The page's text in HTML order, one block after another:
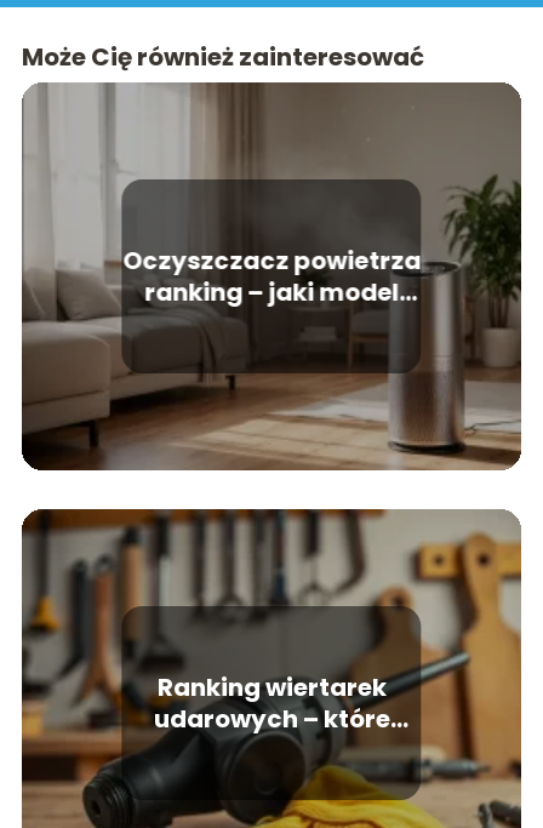
Może Cię również zainteresować
Oczyszczacz powietrza
ranking – jaki model
wybrać do domu?
Ranking wiertarek
udarowych – które
modele warto kupić?